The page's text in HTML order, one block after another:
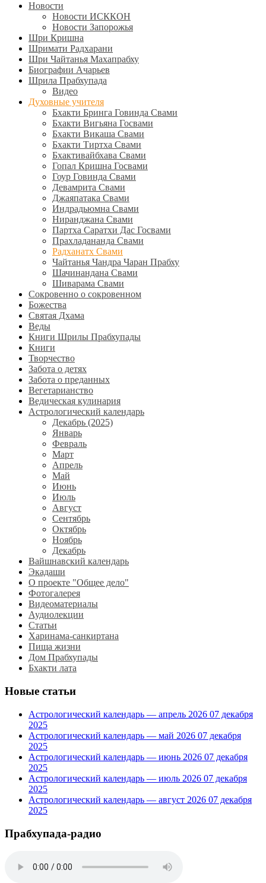
Новости
Новости ИСККОН
Новости Запорожья
Шри Кришна
Шримати Радхарани
Шри Чайтанья Махапрабху
Биографии Ачарьев
Шрила Прабхупада
Видео
Духовные учителя
Бхакти Бринга Говинда Свами
Бхакти Вигьяна Госвами
Бхакти Викаша Свами
Бхакти Тиртха Свами
Бхактивайбхава Свами
Гопал Кришна Госвами
Гоур Говинда Свами
Девамрита Свами
Джаяпатака Свами
Индрадьюмна Свами
Ниранджана Свами
Партха Саратхи Дас Госвами
Прахладананда Свами
Радханатх Свами
Чайтанья Чандра Чаран Прабху
Шачинандана Свами
Шиварама Свами
Сокровенно о сокровенном
Божества
Святая Дхама
Веды
Книги Шрилы Прабхупады
Книги
Творчество
Забота о детях
Забота о преданных
Вегетарианство
Ведическая кулинария
Астрологический календарь
Декабрь (2025)
Январь
Февраль
Март
Апрель
Май
Июнь
Июль
Август
Сентябрь
Октябрь
Ноябрь
Декабрь
Вайшнавский календарь
Экадаши
О проекте "Общее дело"
Фотогалерея
Видеоматериалы
Аудиолекции
Статьи
Харинама-санкиртана
Пища жизни
Дом Прабхупады
Бхакти лата
Новые статьи
Астрологический календарь — апрель 2026 07 декабря
2025
Астрологический календарь — май 2026 07 декабря
2025
Астрологический календарь — июнь 2026 07 декабря
2025
Астрологический календарь — июль 2026 07 декабря
2025
Астрологический календарь — август 2026 07 декабря
2025
Прабхупада-радио